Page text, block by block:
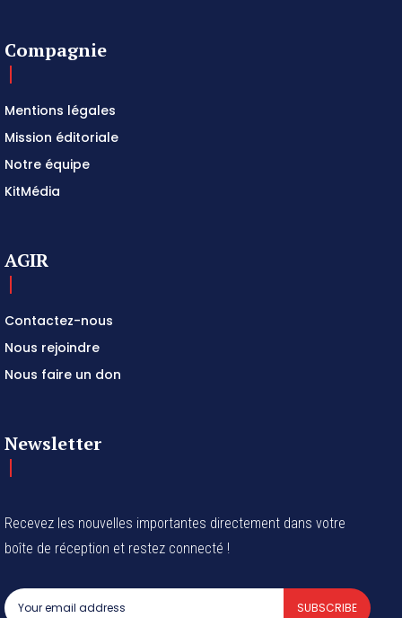
Compagnie
Mentions légales
Mission éditoriale
Notre équipe
KitMédia
AGIR
Contactez-nous
Nous rejoindre
Nous faire un don
Newsletter
Recevez les nouvelles importantes directement dans votre
boîte de réception et restez connecté !
SUBSCRIBE